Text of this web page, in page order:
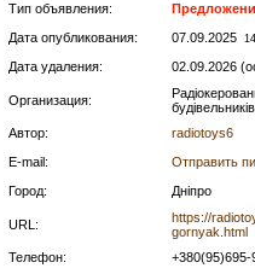
Тип объявления:
Дата опубликования:
07.09.2025
Дата удаления: 02.09.2026
Организация:
Автор:
radiotoys6
E-mail:
Отправить
Город:
Дніпро
URL:
https://
gornyak.html
Телефон: